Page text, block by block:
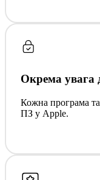
Окрема увага
Кожна програма
ПЗ у Apple.